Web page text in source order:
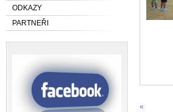
ODKAZY
PARTNEŘI
«